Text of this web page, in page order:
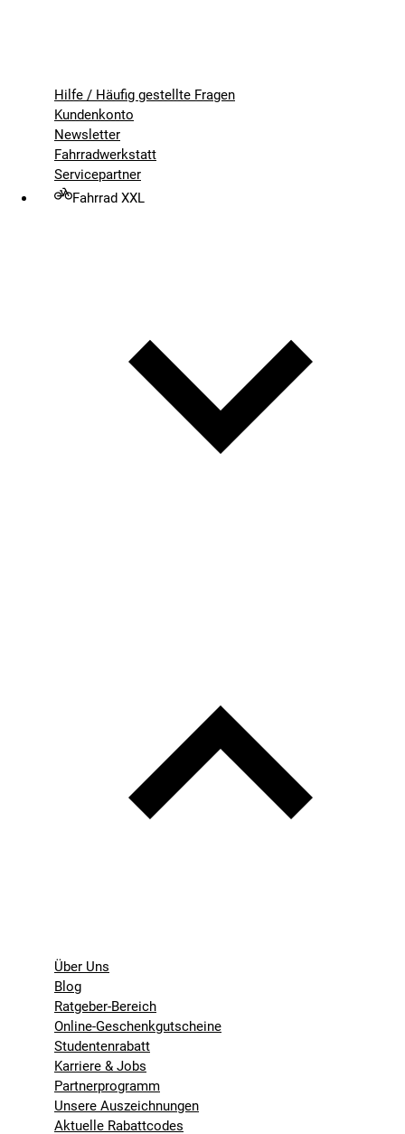
Hilfe / Häufig gestellte Fragen
Kundenkonto
Newsletter
Fahrradwerkstatt
Servicepartner
Fahrrad XXL
Über Uns
Blog
Ratgeber-Bereich
Online-Geschenkgutscheine
Studentenrabatt
Karriere & Jobs
Partnerprogramm
Unsere Auszeichnungen
Aktuelle Rabattcodes